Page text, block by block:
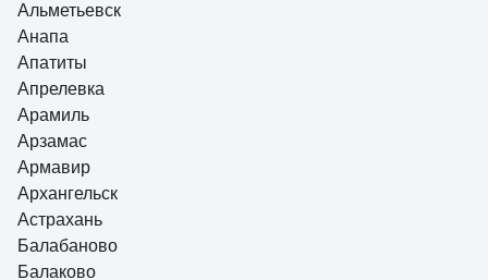
Альметьевск
Анапа
Апатиты
Апрелевка
Арамиль
Арзамас
Армавир
Архангельск
Астрахань
Балабаново
Балаково